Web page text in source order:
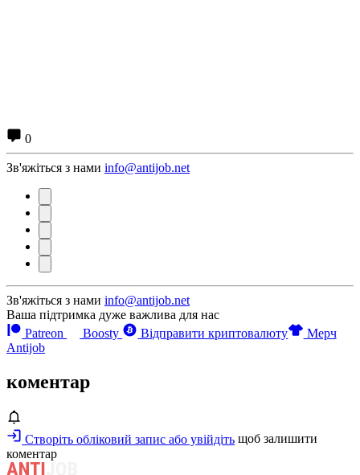
0
Зв'яжіться з нами info@antijob.net
Зв'яжіться з нами info@antijob.net
Ваша підтримка дуже важлива для нас
Patreon
Boosty Відправити криптовалюту
Мерч
Antijob
коментар
Створіть обліковий запис або увійдіть щоб залишити
коментар